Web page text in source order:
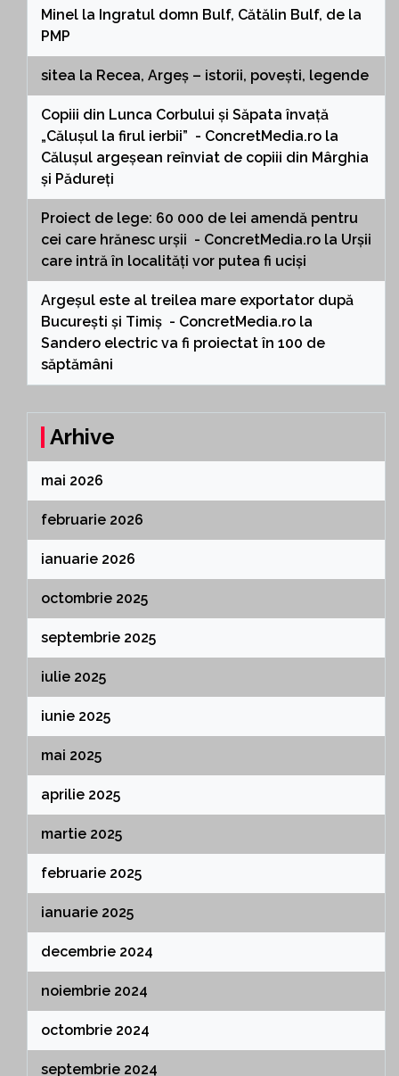
Minel la Ingratul domn Bulf, Cătălin Bulf, de la
PMP
sitea la Recea, Argeș – istorii, povești, legende
Copiii din Lunca Corbului și Săpata învață
„Călușul la firul ierbii” - ConcretMedia.ro la
Călușul argeșean reînviat de copiii din Mârghia
și Pădureți
Proiect de lege: 60 000 de lei amendă pentru
cei care hrănesc urșii - ConcretMedia.ro la Urșii
care intră în localități vor putea fi uciși
Argeșul este al treilea mare exportator după
București și Timiș - ConcretMedia.ro la
Sandero electric va fi proiectat în 100 de
săptămâni
Arhive
mai 2026
februarie 2026
ianuarie 2026
octombrie 2025
septembrie 2025
iulie 2025
iunie 2025
mai 2025
aprilie 2025
martie 2025
februarie 2025
ianuarie 2025
decembrie 2024
noiembrie 2024
octombrie 2024
septembrie 2024